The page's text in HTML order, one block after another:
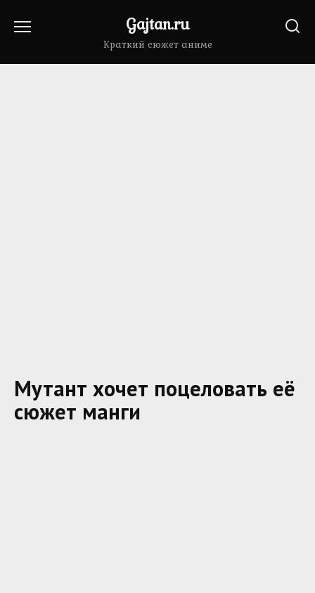
Gajtan.ru
Краткий сюжет аниме
Мутант хочет поцеловать её
сюжет манги